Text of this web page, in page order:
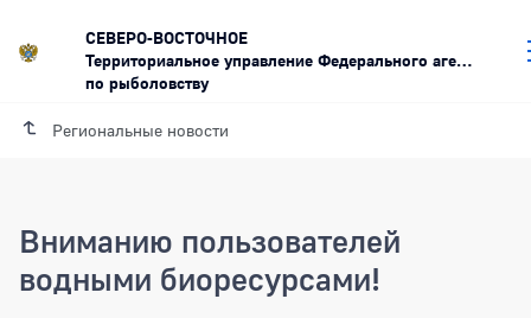
СЕВЕРО-ВОСТОЧНОЕ
Территориальное управление Федерального агентства
по рыболовству
Региональные новости
Вниманию пользователей
водными биоресурсами!